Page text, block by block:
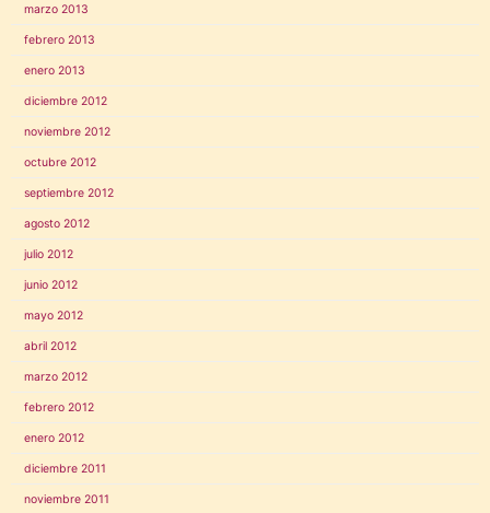
marzo 2013
febrero 2013
enero 2013
diciembre 2012
noviembre 2012
octubre 2012
septiembre 2012
agosto 2012
julio 2012
junio 2012
mayo 2012
abril 2012
marzo 2012
febrero 2012
enero 2012
diciembre 2011
noviembre 2011